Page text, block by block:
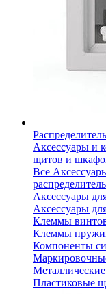
Аксессуары и
щитов и
Все
Аксессуары
Аксессуары
Клеммы
Клеммы
Компоненты
Пластиковые